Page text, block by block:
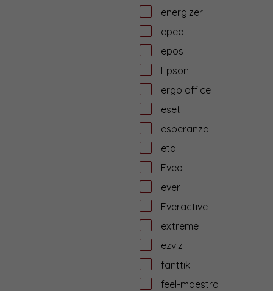
energizer
epee
epos
Epson
ergo office
eset
esperanza
eta
Eveo
ever
Everactive
extreme
ezviz
fanttik
feel-maestro